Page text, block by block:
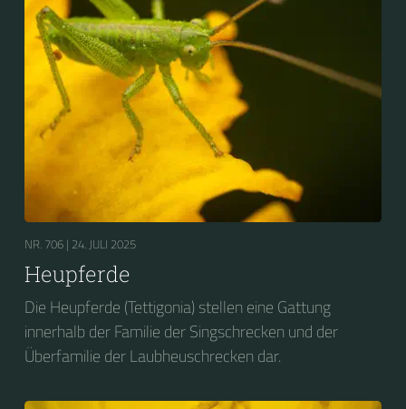
NR. 706 | 24. JULI 2025
Heupferde
Die Heupferde (Tettigonia) stellen eine Gattung
innerhalb der Familie der Singschrecken und der
Überfamilie der Laubheuschrecken dar.